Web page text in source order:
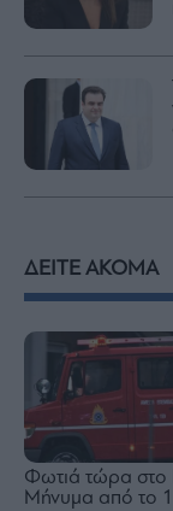
ΔΕΙΤΕ ΑΚΟΜΑ
Φωτιά τώρα στο
Μήνυμα από το